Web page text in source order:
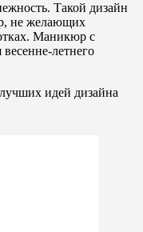
Такой дизайн
не желающих
Маникюр с
летнего